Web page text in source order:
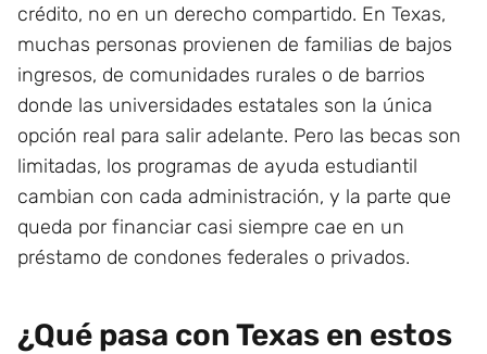
crédito, no en un derecho compartido. En Texas,
muchas personas provienen de familias de bajos
ingresos, de comunidades rurales o de barrios
donde las universidades estatales son la única
opción real para salir adelante. Pero las becas son
limitadas, los programas de ayuda estudiantil
cambian con cada administración, y la parte que
queda por financiar casi siempre cae en un
préstamo de condones federales o privados.
¿Qué pasa con Texas en estos